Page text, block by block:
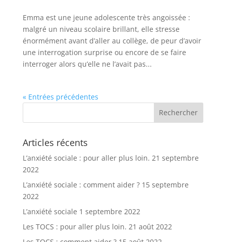
Emma est une jeune adolescente très angoissée :
malgré un niveau scolaire brillant, elle stresse
énormément avant d’aller au collège, de peur d’avoir
une interrogation surprise ou encore de se faire
interroger alors qu’elle ne l’avait pas...
« Entrées précédentes
Articles récents
L’anxiété sociale : pour aller plus loin. 21 septembre
2022
L’anxiété sociale : comment aider ? 15 septembre
2022
L’anxiété sociale 1 septembre 2022
Les TOCS : pour aller plus loin. 21 août 2022